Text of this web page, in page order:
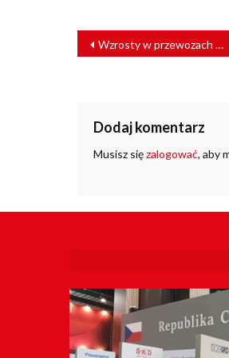
NAWIGACJA
WPISU
Wzrosty w przewozach pasażerskich i towarowych. UTK podsumował kwiecień
Dodaj komentarz
Musisz sięzalogować, aby